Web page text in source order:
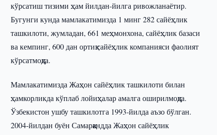
кўрсатиш тизими ҳам йилдан-йилга ривожланаётир.
Бугунги кунда мамлакатимизда 1 минг 282 сайёҳлик
ташкилоти, жумладан, 661 меҳмонхона, сайёҳлик базаси
ва кемпинг, 600 дан ортиқ сайёҳлик компанияси фаолият
кўрсатмоқда.
Мамлакатимизда Жаҳон сайёҳлик ташкилоти билан
ҳамкорликда кўплаб лойиҳалар амалга оширилмоқда.
Ўзбекистон ушбу ташкилотга 1993-йилда аъзо бўлган.
2004-йилдан буён Самарқандда Жаҳон сайёҳлик